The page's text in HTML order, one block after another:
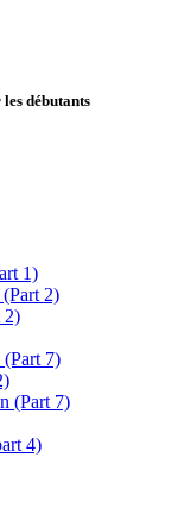
débutants
1)
2)
2)
(Part 7)
(Part 7)
4)